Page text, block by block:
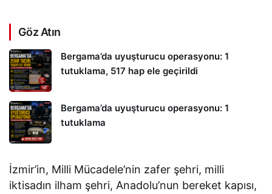
Göz Atın
Bergama’da uyuşturucu operasyonu: 1
tutuklama, 517 hap ele geçirildi
Bergama’da uyuşturucu operasyonu: 1
tutuklama
İzmir’in, Milli Mücadele’nin zafer şehri, milli
iktisadın ilham şehri, Anadolu’nun bereket kapısı,